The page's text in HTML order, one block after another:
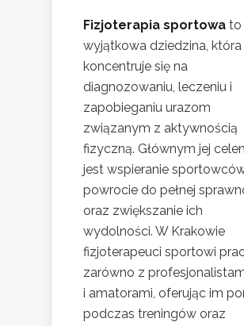
Fizjoterapia sportowa to
wyjątkowa dziedzina, która
koncentruje się na
diagnozowaniu, leczeniu i
zapobieganiu urazom
związanym z aktywnością
fizyczną. Głównym jej
jest wspieranie
powrocie do pełnej
oraz zwiększanie ich
wydolności. W Krakowie
fizjoterapeuci sportowi
zarówno z
i amatorami, oferując im
podczas treningów oraz